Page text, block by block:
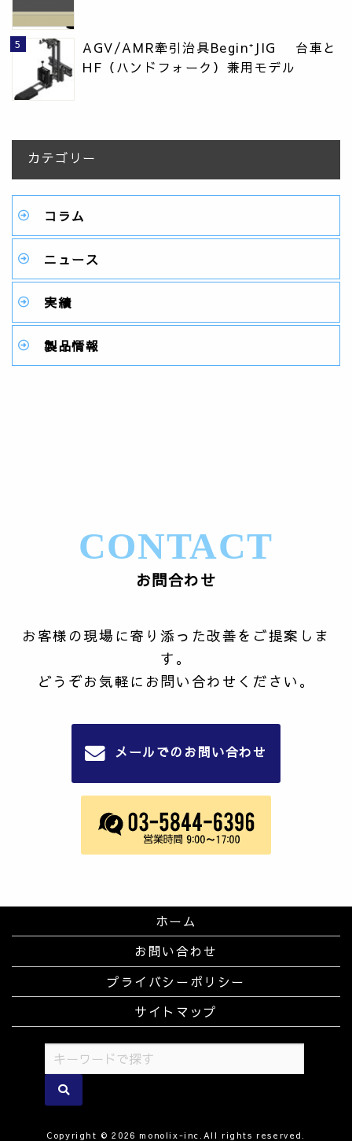
AGV/AMR牽引治具Begin⁺JIG 台車と
HF（ハンドフォーク）兼用モデル
カテゴリー
コラム
ニュース
実績
製品情報
CONTACT
お問合わせ
お客様の現場に寄り添った改善をご提案しま
す。
どうぞお気軽にお問い合わせください。
メールでのお問い合わせ
ホーム
お問い合わせ
プライバシーポリシー
サイトマップ
Copyright © 2026 monolix-inc.All rights reserved.